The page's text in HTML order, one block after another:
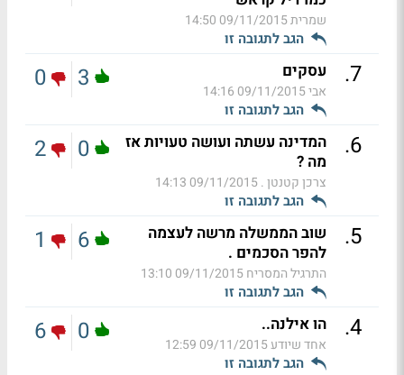
שמרית09/11/2015 14:50
הגב לתגובה זו
7
. עסקים
אבי09/11/2015 14:16
הגב לתגובה זו
3
0
6
.
המדינה עשתה ועושה טעויות אז
מה ?
צרכן קטנטן .09/11/2015 14:13
הגב לתגובה זו
0
2
5
.
שוב הממשלה מרשה לעצמה
להפר הסכמים .
התרגיל המסריח09/11/2015 13:10
הגב לתגובה זו
6
1
4
. הו אילנה..
אחד שיודע09/11/2015 12:59
הגב לתגובה זו
0
6